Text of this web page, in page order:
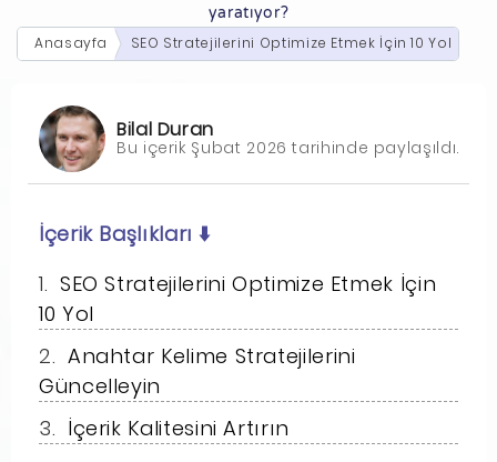
yaratıyor?
Anasayfa
SEO Stratejilerini Optimize Etmek İçin 10 Yol
Bilal Duran
Bu içerik Şubat 2026 tarihinde paylaşıldı.
İçerik Başlıkları ⬇️
SEO Stratejilerini Optimize Etmek İçin
10 Yol
Anahtar Kelime Stratejilerini
Güncelleyin
İçerik Kalitesini Artırın